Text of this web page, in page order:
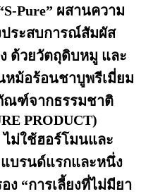
S-Pure” ผสานความ
ประสบการณ์สัมผัส
ด้วยวัตถุดิบหมู และ
หม้อร้อนชาบูพรีเมี่ยม
ณฑ์จากธรรมชาติ
PRODUCT)
ม่ใช้ฮอร์โมนและ
แบรนด์แรกและหนึ่ง
ง “การเลี้ยงที่ไม่มียา